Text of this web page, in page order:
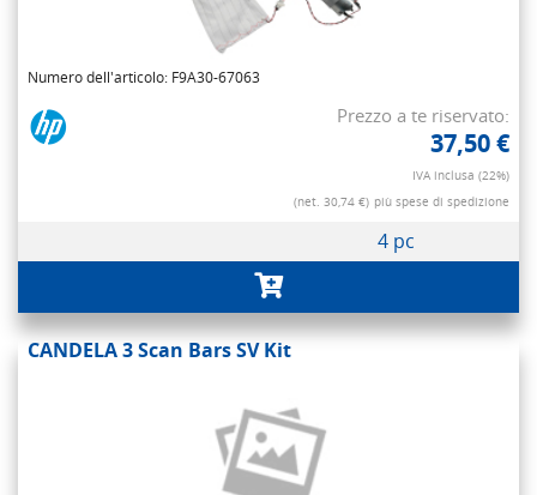
Numero dell'articolo: F9A30-67063
Prezzo a te riservato:
37,50 €
IVA inclusa (22%)
(net. 30,74 €) più spese di spedizione
4 pc
CANDELA 3 Scan Bars SV Kit